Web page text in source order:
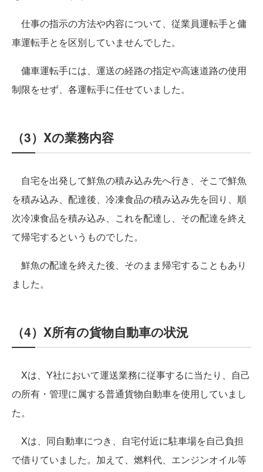
仕事の指示の方法や内容について、従業員運転手と傭
車運転手とを区別していませんでした。
傭車運転手には、運送の経路の指定や高速道路の使用
制限をせず、各運転手に任せていました。
（3）Xの業務内容
自宅を出発して鮮魚の積み込み先へ行き、そこで鮮魚
を積み込み、配達後、冷凍食品の積み込み先を回り、順
次冷凍食品を積み込み、これを配達し、その配達を終え
て帰宅するというものでした。
鮮魚の配達を終えた後、そのまま帰宅することもあり
ました。
（4）X所有の貨物自動車の状況
Xは、Y社において運送業務に従事するに当たり、自己
の所有・管理に属する普通貨物自動車を使用していまし
た。
Xは、同自動車につき、自宅付近に駐車場を自己負担
で借りていました。加えて、燃料代、エンジンオイル等